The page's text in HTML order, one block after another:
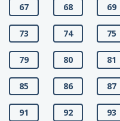
67 68 69
73 74 75
79 80 81
85 86 87
91 92 93